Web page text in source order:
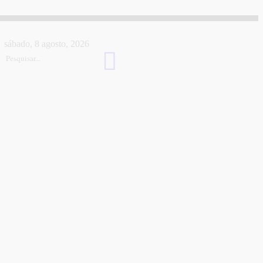
sábado, 8 agosto, 2026